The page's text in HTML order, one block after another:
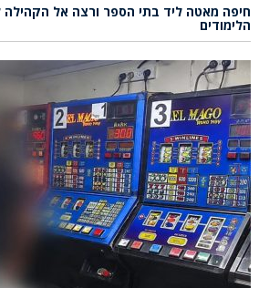
חיפה מאטה ליד בתי הספר ורצה אל
הלימודים